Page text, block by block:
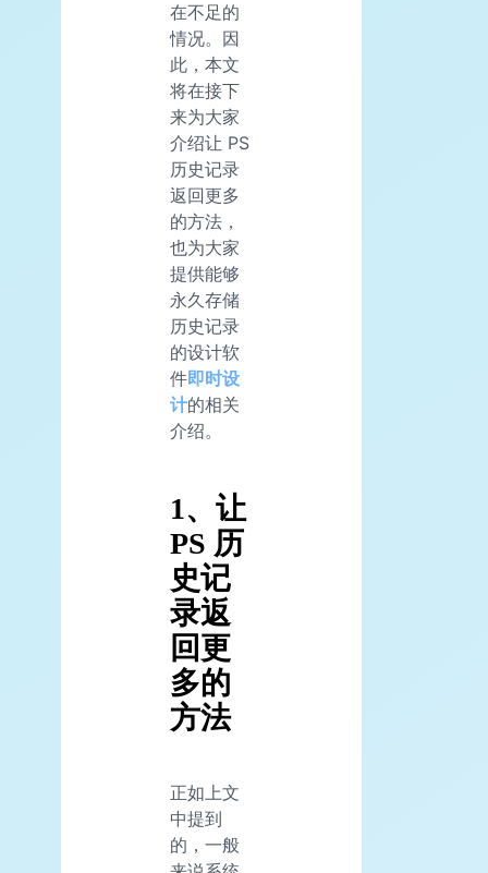
在不足的
情况。因
此，本文
将在接下
来为大家
介绍让 PS
历史记录
返回更多
的方法，
也为大家
提供能够
永久存储
历史记录
的设计软
件即时设
计的相关
介绍。
1、让
PS 历
史记
录返
回更
多的
方法
正如上文
中提到
的，一般